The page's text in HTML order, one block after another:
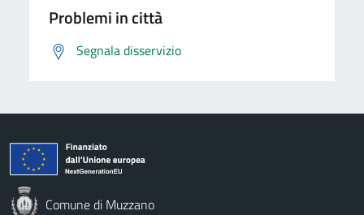
Problemi in città
Segnala disservizio
Comune di Muzzano